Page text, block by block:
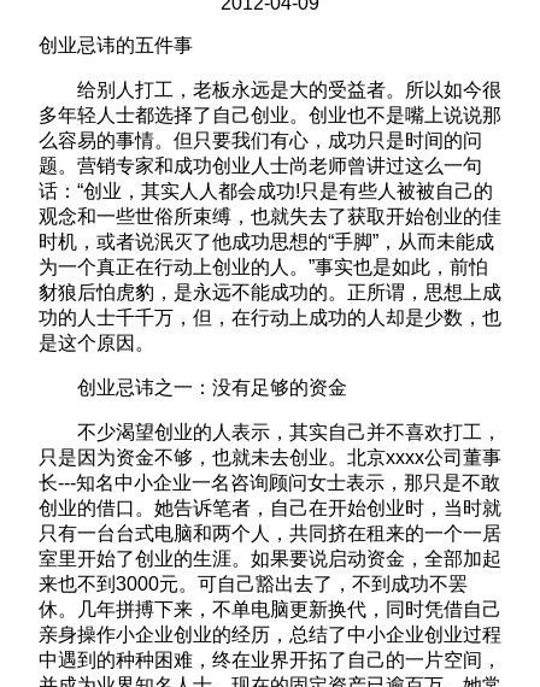
创业忌讳的五件事
给别人打工，老板永远是大的受益者。所以如今很
多年轻人士都选择了自己创业。创业也不是嘴上说说那
么容易的事情。但只要我们有心，成功只是时间的问
题。营销专家和成功创业人士尚老师曾讲过这么一句
话：“创业，其实人人都会成功!只是有些人被被自己的
观念和一些世俗所束缚，也就失去了获取开始创业的佳
时机，或者说泯灭了他成功思想的“手脚”，从而未能成
为一个真正在行动上创业的人。”事实也是如此，前怕
豺狼后怕虎豹，是永远不能成功的。正所谓，思想上成
功的人士千千万，但，在行动上成功的人却是少数，也
是这个原因。
创业忌讳之一：没有足够的资金
不少渴望创业的人表示，其实自己并不喜欢打工，
只是因为资金不够，也就未去创业。北京xxxx公司董事
长---知名中小企业一名咨询顾问女士表示，那只是不敢
创业的借口。她告诉笔者，自己在开始创业时，当时就
只有一台台式电脑和两个人，共同挤在租来的一个一居
室里开始了创业的生涯。如果要说启动资金，全部加起
来也不到3000元。可自己豁出去了，不到成功不罢
休。几年拼搏下来，不单电脑更新换代，同时凭借自己
亲身操作小企业创业的经历，总结了中小企业创业过程
中遇到的种种困难，终在业界开拓了自己的一片空间，